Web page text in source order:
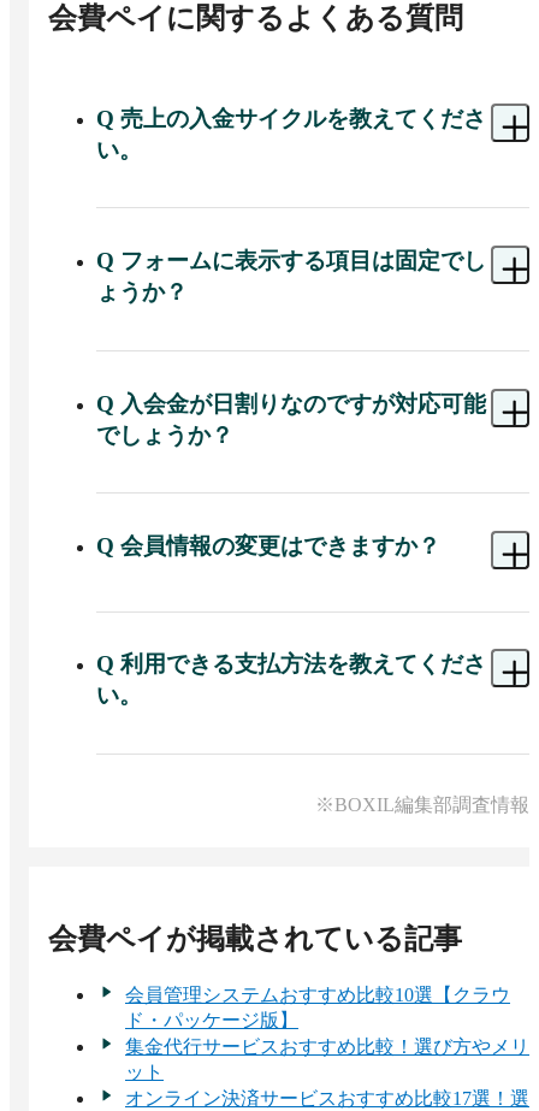
会費ペイ に関するよくある質問
Q 売上の入金サイクルを教えてくださ
い。
A 末締めの翌月15日払い(15日が金融機関休業日の
Q フォームに表示する項目は固定でし
ょうか？
A 貴社で自由に項目を設定することが可能です。
Q 入会金が日割りなのですが対応可能
でしょうか？
A 可能です。コースの数に制限はございませんの
スを設定可能です。
Q 会員情報の変更はできますか？
A 対応可能です。管理画面からスタッフ様が直接
で変更いただく方法がございます。
Q利用できる支払方法を教えてくださ
い。
A カード決済
決済(ファミリーマート・ローソン・デイリーヤマ
※BOXIL編集部調査情報
会費ペイが掲載されている記事
会員管理システムおすすめ比較10選【クラウ
ド・パッケージ版】
集金代行サービスおすすめ比較！選び方やメリ
ット
オンライン決済サービスおすすめ比較17選！選